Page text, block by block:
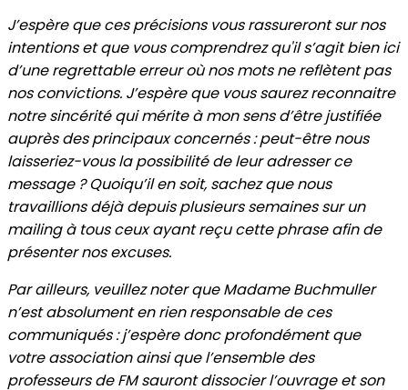
J’espère que ces précisions vous rassureront sur nos
intentions et que vous comprendrez qu'il s’agit bien ici
d’une regrettable erreur où nos mots ne reflètent pas
nos convictions. J’espère que vous saurez reconnaitre
notre sincérité qui mérite à mon sens d’être justifiée
auprès des principaux concernés : peut-être nous
laisseriez-vous la possibilité de leur adresser ce
message ? Quoiqu’il en soit, sachez que nous
travaillions déjà depuis plusieurs semaines sur un
mailing à tous ceux ayant reçu cette phrase afin de
présenter nos excuses.
Par ailleurs, veuillez noter que Madame Buchmuller
n’est absolument en rien responsable de ces
communiqués : j’espère donc profondément que
votre association ainsi que l’ensemble des
professeurs de FM sauront dissocier l’ouvrage et son